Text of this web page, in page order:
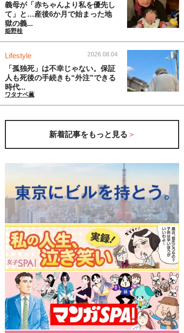
義母が「赤ちゃんより私を優先し
て」と…産後6か月で始まった地
獄の義...
姫野桂
Lifestyle 2026.08.04
「孤独死」は不幸じゃない。保証
人も死後の手続きも“外注”できる
時代...
ワタナベ薫
新着記事をもっと見る